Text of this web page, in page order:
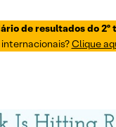
de resultados do 2º
internacionais?Clique